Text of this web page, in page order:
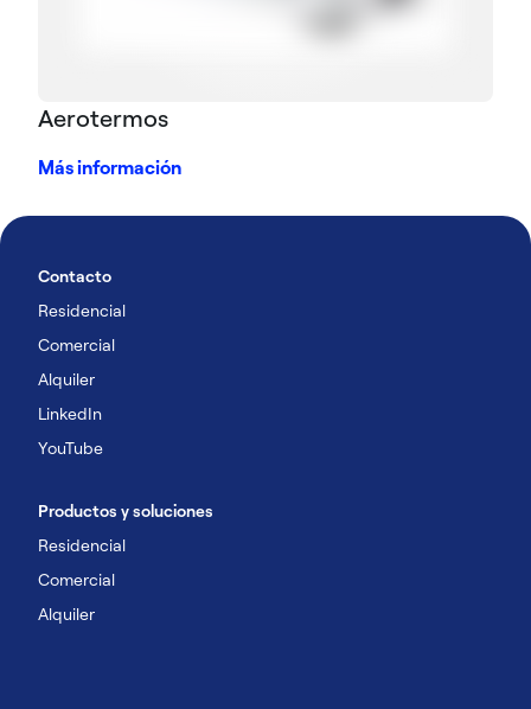
Aerotermos
Más información
Contacto
Residencial
Comercial
Alquiler
LinkedIn
YouTube
Productos y soluciones
Residencial
Comercial
Alquiler